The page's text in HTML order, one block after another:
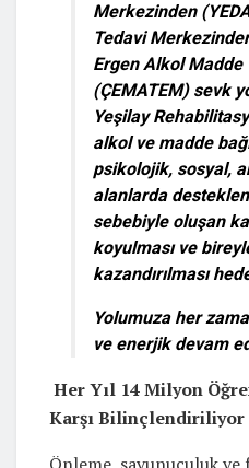
Merkezinden
Tedavi
Ergen Alkol
(ÇEMATEM) sevk
Yeşilay
alkol ve madde
psikolojik, sosyal,
alanlarda
sebebiyle oluşan
koyulması ve
kazandırılması
Yolumuza her
ve enerjik devam
Her Yıl 14 Milyon
Karşı Bilinçlendiriliyor